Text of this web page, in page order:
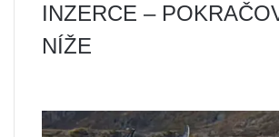
INZERCE –
NÍŽE